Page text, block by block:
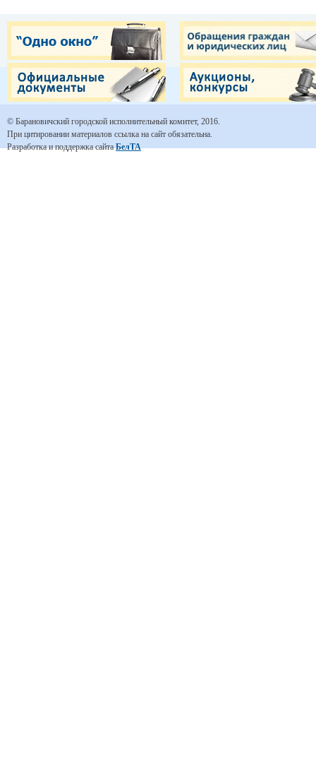
© Барановичский городской исполнительный комитет, 2016.
При цитировании материалов ссылка на сайт обязательна.
Разработка и поддержка сайтаБелТА